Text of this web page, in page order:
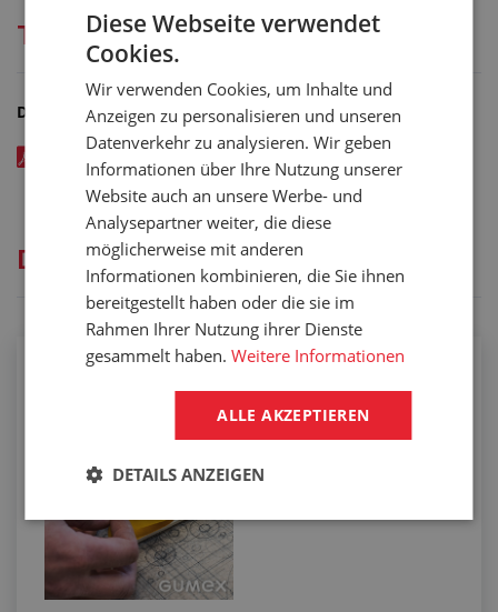
Technische Dokumentation
Dateien zum Herunterladen
OBOUSTRANNÁ SAMOLEPKA 3M 468MP BEZ NOSIČE -
katalogový list v CZ - kód: 05951122
Dienstleistungen
Diese Webseite verwendet
Cookies.
Wir verwenden Cookies, um Inhalte und
Anzeigen zu personalisieren und unseren
Datenverkehr zu analysieren. Wir geben
Informationen über Ihre Nutzung unserer
Website auch an unsere Werbe- und
Analysepartner weiter, die diese
möglicherweise mit anderen
Informationen kombinieren, die Sie ihnen
bereitgestellt haben oder die sie im
Rahmen Ihrer Nutzung ihrer Dienste
gesammelt haben.Weitere Informationen
ALLE AKZEPTIEREN
DETAILS ANZEIGEN